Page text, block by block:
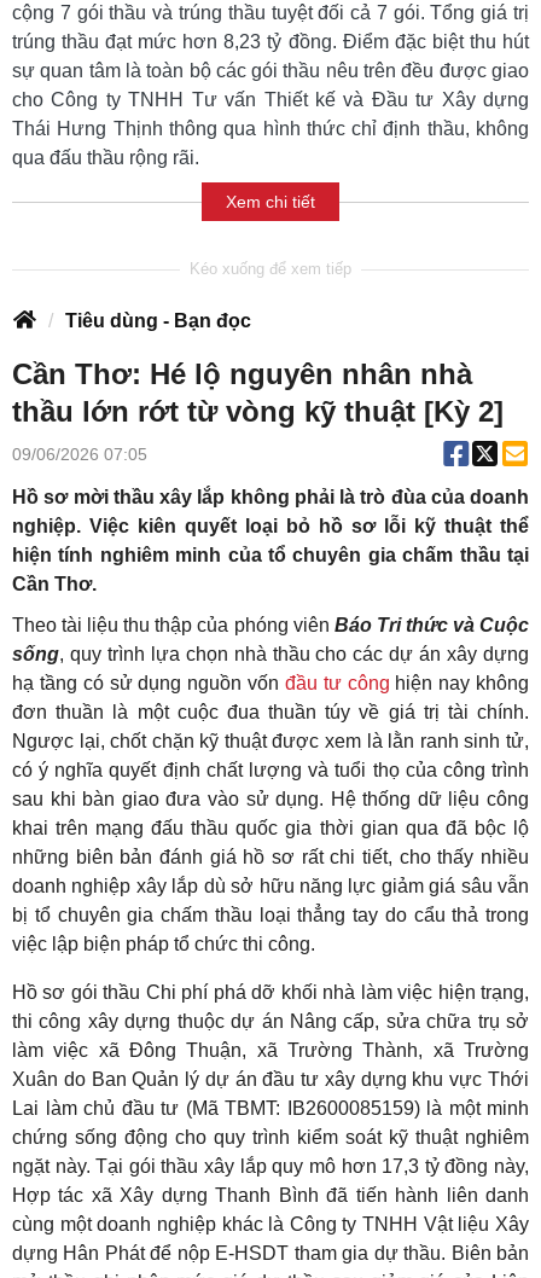
cộng 7 gói thầu và trúng thầu tuyệt đối cả 7 gói. Tổng giá trị
trúng thầu đạt mức hơn 8,23 tỷ đồng. Điểm đặc biệt thu hút
sự quan tâm là toàn bộ các gói thầu nêu trên đều được giao
cho Công ty TNHH Tư vấn Thiết kế và Đầu tư Xây dựng
Thái Hưng Thịnh thông qua hình thức chỉ định thầu, không
qua đấu thầu rộng rãi.
Xem chi tiết
Tiêu dùng - Bạn đọc
Cần Thơ: Hé lộ nguyên nhân nhà
thầu lớn rớt từ vòng kỹ thuật [Kỳ 2]
09/06/2026 07:05
Hồ sơ mời thầu xây lắp không phải là trò đùa của doanh
nghiệp. Việc kiên quyết loại bỏ hồ sơ lỗi kỹ thuật thể
hiện tính nghiêm minh của tổ chuyên gia chấm thầu tại
Cần Thơ.
Theo tài liệu thu thập của phóng viên Báo Tri thức và Cuộc
sống, quy trình lựa chọn nhà thầu cho các dự án xây dựng
hạ tầng có sử dụng nguồn vốn đầu tư công hiện nay không
đơn thuần là một cuộc đua thuần túy về giá trị tài chính.
Ngược lại, chốt chặn kỹ thuật được xem là lằn ranh sinh tử,
có ý nghĩa quyết định chất lượng và tuổi thọ của công trình
sau khi bàn giao đưa vào sử dụng. Hệ thống dữ liệu công
khai trên mạng đấu thầu quốc gia thời gian qua đã bộc lộ
những biên bản đánh giá hồ sơ rất chi tiết, cho thấy nhiều
doanh nghiệp xây lắp dù sở hữu năng lực giảm giá sâu vẫn
bị tổ chuyên gia chấm thầu loại thẳng tay do cẩu thả trong
việc lập biện pháp tổ chức thi công.
Hồ sơ gói thầu Chi phí phá dỡ khối nhà làm việc hiện trạng,
thi công xây dựng thuộc dự án Nâng cấp, sửa chữa trụ sở
làm việc xã Đông Thuận, xã Trường Thành, xã Trường
Xuân do Ban Quản lý dự án đầu tư xây dựng khu vực Thới
Lai làm chủ đầu tư (Mã TBMT: IB2600085159) là một minh
chứng sống động cho quy trình kiểm soát kỹ thuật nghiêm
ngặt này. Tại gói thầu xây lắp quy mô hơn 17,3 tỷ đồng này,
Hợp tác xã Xây dựng Thanh Bình đã tiến hành liên danh
cùng một doanh nghiệp khác là Công ty TNHH Vật liệu Xây
dựng Hân Phát để nộp E-HSDT tham gia dự thầu. Biên bản